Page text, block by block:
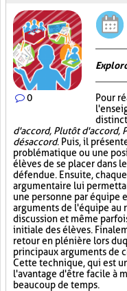
0 Pour
d'accord, Plutôt d'accord,
désaccord. Puis, il
problématique ou une
élèves de se placer dans
défendue. Ensuite,
argumentaire lui
une personne par équipe
arguments de l'équipe au
discussion et même
initiale des élèves.
retour en plénière lors
principaux arguments de
Cette technique, qui est
l'avantage d'être facile à
beaucoup de temps.